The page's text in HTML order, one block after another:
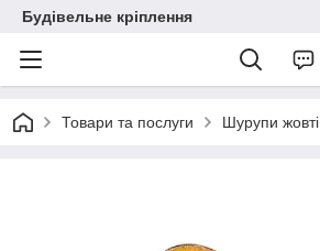
Будівельне кріплення
Товари та послуги Шурупи жовті